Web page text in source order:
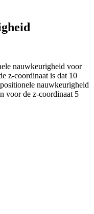
nauwkeurigheid voor
z-coordinaat is dat 10
nauwkeurigheid
voor de z-coordinaat 5